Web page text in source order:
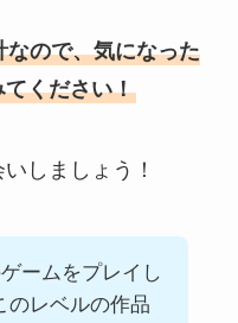
ので、気になった
ください！
しましょう！
ームをプレイし
のレベルの作品